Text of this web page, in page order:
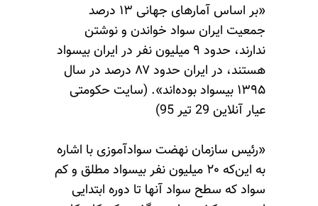
«بر اساس آمارهای جهانی ۱۳ درصد
جمعیت ایران سواد خواندن و نوشتن
ندارند، حدود ۹ میلیون نفر در ایران بیسواد
هستند، در ایران حدود ۸۷ درصد در سال
۱۳۹۵ بیسواد بوده‌اند». (سایت حکومتی
عیار آنلاین 29 تیر 95)
«رئیس سازمان نهضت سوادآموزی با اشاره
به این‌که ۲۰ میلیون نفر بیسواد مطلق و کم
سواد که سطح سواد آنها تا دوره ابتدایی